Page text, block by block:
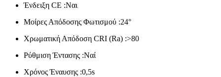
Ένδειξη CE :Ναι
Μοίρες Απόδοσης Φωτισμού :24°
Χρωματική Απόδοση CRI (Ra) :>80
Ρύθμιση Έντασης :Ναί
Χρόνος Έναυσης :0,5s